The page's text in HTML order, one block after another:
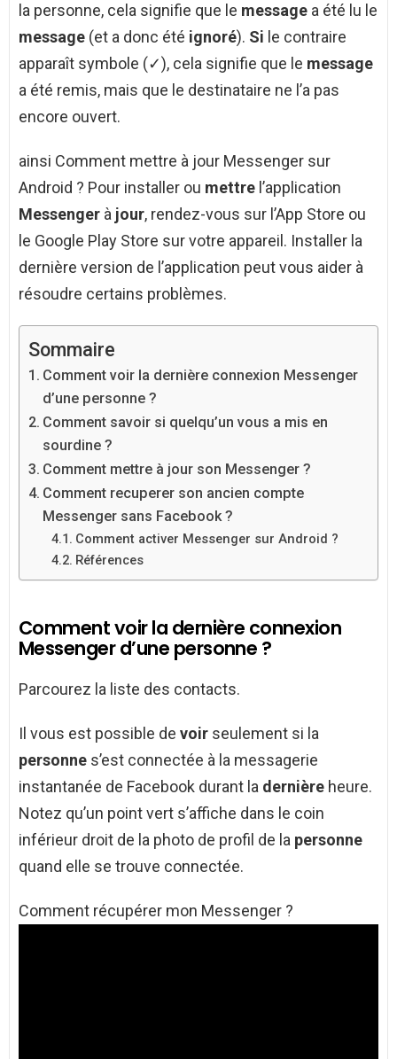
la personne, cela signifie que le message a été lu le
message (et a donc été ignoré). Si le contraire
apparaît symbole (✓), cela signifie que le message
a été remis, mais que le destinataire ne l’a pas
encore ouvert.
ainsi Comment mettre à jour Messenger sur
Android ? Pour installer ou mettre l’application
Messenger à jour, rendez-vous sur l’App Store ou
le Google Play Store sur votre appareil. Installer la
dernière version de l’application peut vous aider à
résoudre certains problèmes.
Sommaire
Comment voir la dernière connexion Messenger
d’une personne ?
Comment savoir si quelqu’un vous a mis en
sourdine ?
Comment mettre à jour son Messenger ?
Comment recuperer son ancien compte
Messenger sans Facebook ?
Comment activer Messenger sur Android ?
Références
Comment voir la dernière connexion
Messenger d’une personne ?
Parcourez la liste des contacts.
Il vous est possible de voir seulement si la
personne s’est connectée à la messagerie
instantanée de Facebook durant la dernière heure.
Notez qu’un point vert s’affiche dans le coin
inférieur droit de la photo de profil de la personne
quand elle se trouve connectée.
Comment récupérer mon Messenger ?